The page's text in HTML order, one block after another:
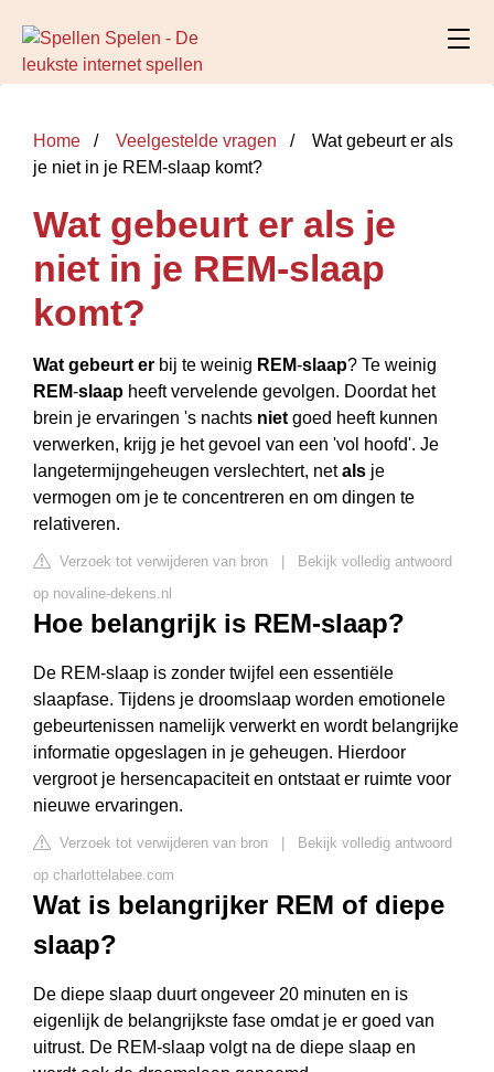
Home Veelgestelde vragen
Wat gebeurt er als
je niet in je REM-slaap komt?
Wat gebeurt er als je
niet in je REM-slaap
komt?
Wat gebeurt er bij te weinig REM-slaap? Te weinig
REM-slaap heeft vervelende gevolgen. Doordat het
brein je ervaringen 's nachts niet goed heeft kunnen
verwerken, krijg je het gevoel van een 'vol hoofd'. Je
langetermijngeheugen verslechtert, netals je
vermogen om je te concentreren en om dingen te
relativeren.
Verzoek tot verwijderen van bron
Bekijk volledig antwoord
op novaline-dekens.nl
Hoe belangrijk is REM-slaap?
De REM-slaap is zonder twijfel een essentiële
slaapfase. Tijdens je droomslaap worden emotionele
gebeurtenissen namelijk verwerkt en wordt belangrijke
informatie opgeslagen in je geheugen. Hierdoor
vergroot je hersencapaciteit en ontstaat er ruimte voor
nieuwe ervaringen.
Verzoek tot verwijderen van bron
Bekijk volledig antwoord
op charlottelabee.com
Wat is belangrijker REM of diepe
slaap?
De diepe slaap duurt ongeveer 20 minuten en is
eigenlijk de belangrijkste fase omdat je er goed van
uitrust. De REM-slaap volgt na de diepe slaap en